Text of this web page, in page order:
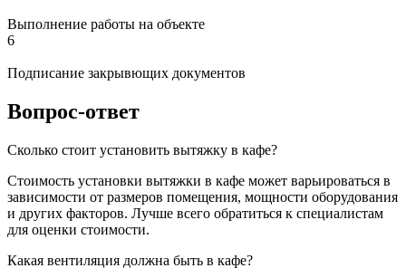
Выполнение работы на объекте
6
Подписание закрывющих документов
Вопрос-ответ
Сколько стоит установить вытяжку в кафе?
Стоимость установки вытяжки в кафе может варьироваться в
зависимости от размеров помещения, мощности оборудования
и других факторов. Лучше всего обратиться к специалистам
для оценки стоимости.
Какая вентиляция должна быть в кафе?